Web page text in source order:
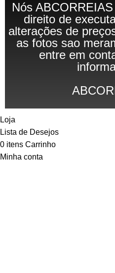
Nós
direito de
alterações de
as fotos sao
entre em
Loja
Lista de Desejos
0 itens Carrinho
Minha conta